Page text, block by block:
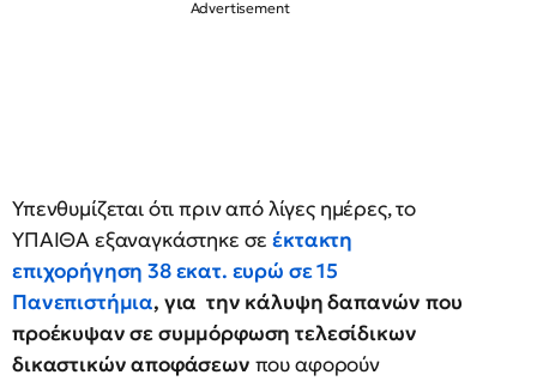
Υπενθυμίζεται ότι πριν από λίγες ημέρες, το
ΥΠΑΙΘΑ εξαναγκάστηκε σεέκτακτη
επιχορήγηση 38 εκατ. ευρώ σε 15
Πανεπιστήμια, για την κάλυψη δαπανών που
προέκυψαν σε συμμόρφωση τελεσίδικων
δικαστικών αποφάσεων που αφορούν